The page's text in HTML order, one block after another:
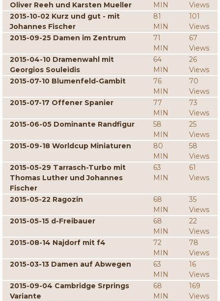
Oliver Reeh und Karsten Mueller
MIN
Views
2015-10-02 Kurz und gut - mit
Johannes Fischer
81
MIN
101
Views
2015-09-25 Damen im Zentrum
71
MIN
67
Views
2015-04-10 Dramenwahl mit
Georgios Souleidis
64
MIN
26
Views
2015-07-10 Blumenfeld-Gambit
76
MIN
70
Views
2015-07-17 Offener Spanier
77
MIN
73
Views
2015-06-05 Dominante Randfigur
58
MIN
25
Views
2015-09-18 Worldcup Miniaturen
80
MIN
58
Views
2015-05-29 Tarrasch-Turbo mit
Thomas Luther und Johannes
Fischer
63
MIN
61
Views
2015-05-22 Ragozin
68
MIN
35
Views
2015-05-15 d-Freibauer
68
MIN
22
Views
2015-08-14 Najdorf mit f4
72
MIN
78
Views
2015-03-13 Damen auf Abwegen
63
MIN
16
Views
2015-09-04 Cambridge Srprings
Variante
68
MIN
169
Views